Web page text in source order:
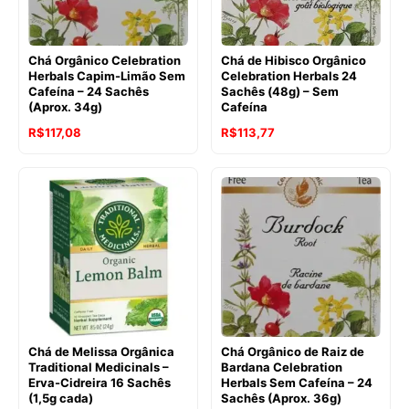
Chá Orgânico Celebration
Herbals Capim-Limão Sem
Cafeína – 24 Sachês
(Aprox. 34g)
O
original
R$119,81.
R$117,08
atual
é:
R$117,08.
Chá de Hibisco Orgânico
Celebration Herbals 24
Sachês (48g) – Sem
Cafeína
R$113,77
Chá de Melissa Orgânica
Traditional Medicinals –
Erva-Cidreira 16 Sachês
(1,5g cada)
Chá Orgânico de Raiz de
Bardana Celebration
Herbals Sem Cafeína – 24
Sachês (Aprox. 36g)